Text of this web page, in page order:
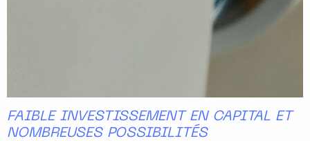
FAIBLE INVESTISSEMENT EN CAPITAL ET
NOMBREUSES POSSIBILITÉS